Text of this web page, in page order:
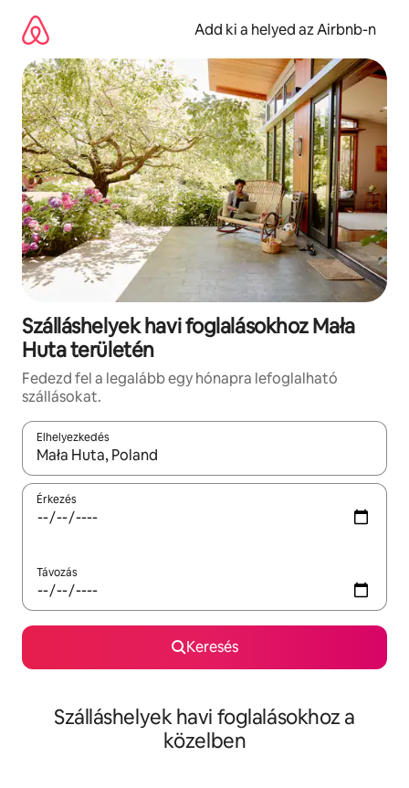
tartalomra
Add ki a helyed az Airbnb-n
Szálláshelyek havi foglalásokhoz Mała
Huta területén
Fedezd fel a legalább egy hónapra lefoglalható
szállásokat.
Elhelyezkedés
Az eredmények között a felfelé és a lefelé nyíllal
Érkezés
Távozás
Keresés
Szálláshelyek havi foglalásokhoz a
közelben